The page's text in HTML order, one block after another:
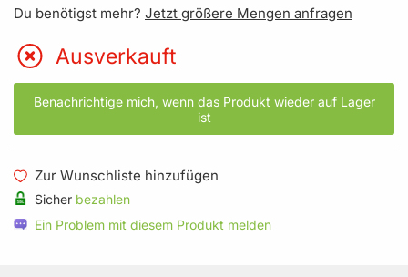
Du benötigst mehr? Jetzt größere Mengen anfragen
Ausverkauft
Benachrichtige mich, wenn das Produkt wieder auf Lager
ist
Zur Wunschliste hinzufügen
Sicher bezahlen
Ein Problem mit diesem Produkt melden